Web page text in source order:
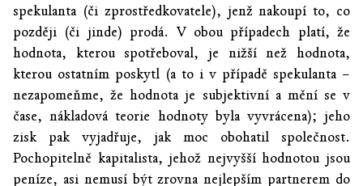
spekulanta (či zprostředkovatele), jenž nakoupí to, co
později (či jinde) prodá. V obou případech platí, že
hodnota, kterou spotřeboval, je nižší než hodnota,
kterou ostatním poskytl (a to i v případě spekulanta –
nezapomeňme, že hodnota je subjektivní a mění se v
čase, nákladová teorie hodnoty byla vyvrácena); jeho
zisk pak vyjadřuje, jak moc obohatil společnost.
Pochopitelně kapitalista, jehož nejvyšší hodnotou jsou
peníze, asi nemusí být zrovna nejlepším partnerem do